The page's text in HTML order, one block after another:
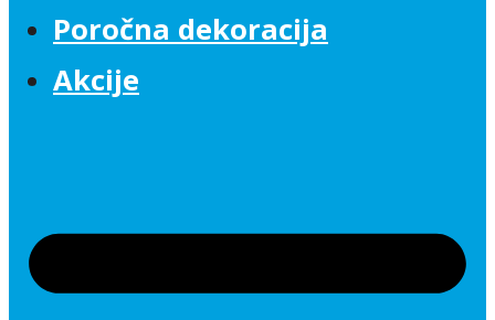
Poročna dekoracija
Akcije